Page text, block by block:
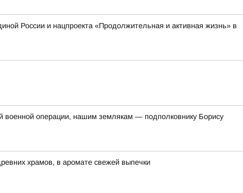
России и нацпроекта «Продолжительная и активная жизнь» в
операции, нашим землякам — подполковнику Борису
храмов, в аромате свежей выпечки